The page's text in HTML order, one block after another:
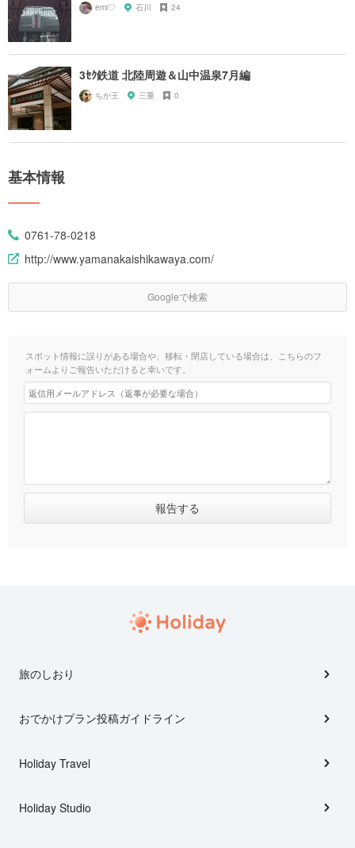
emi♡ 石川 24
3ｾｸ鉄道 北陸周遊＆山中温泉7月編
ちか王 三重 0
基本情報
0761-78-0218
http://www.yamanakaishikawaya.com/
Googleで検索
スポット情報に誤りがある場合や、移転・閉店している場合は、こちらのフ
ォームよりご報告いただけると幸いです。
旅のしおり
おでかけプラン投稿ガイドライン
Holiday Travel
Holiday Studio